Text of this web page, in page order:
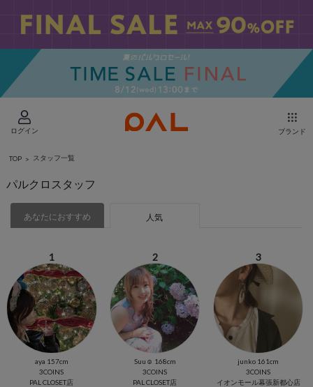
ログイン ブランド
TOP スタッフ一覧
パルクロスタッフ
あなたにおすすめ 人気
1
aya 157cm
3COINS
PAL CLOSET店
2
Suu☺︎ 168cm
3COINS
PAL CLOSET店
3
junko 161cm
3COINS
イオンモール幕張新都心店